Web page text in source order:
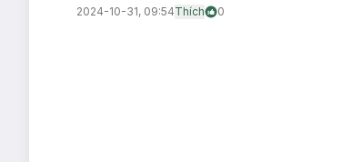
2024-10-31, 09:54Thích 0